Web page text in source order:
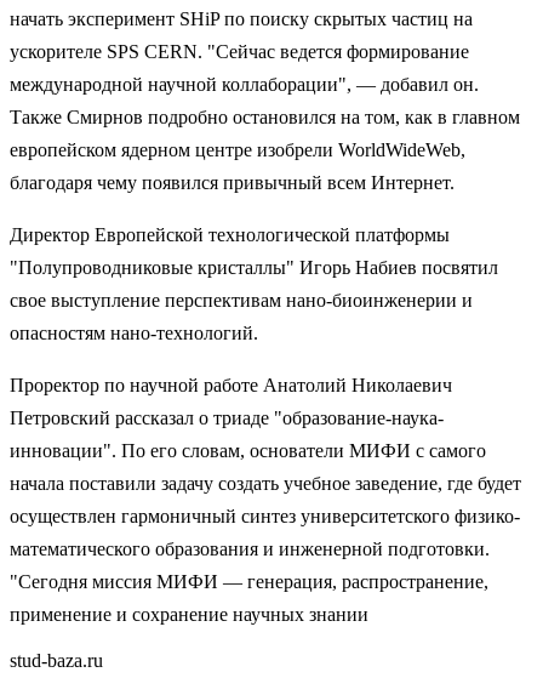
начать эксперимент SHiP по поиску скрытых частиц на
ускорителе SPS CERN. "Сейчас ведется формирование
международной научной коллаборации", — добавил он.
Также Смирнов подробно остановился на том, как в главном
европейском ядерном центре изобрели WorldWideWeb,
благодаря чему появился привычный всем Интернет.
Директор Европейской технологической платформы
"Полупроводниковые кристаллы" Игорь Набиев посвятил
свое выступление перспективам нано-биоинженерии и
опасностям нано-технологий.
Проректор по научной работе Анатолий Николаевич
Петровский рассказал о триаде "образование-наука-
инновации". По его словам, основатели МИФИ с самого
начала поставили задачу создать учебное заведение, где будет
осуществлен гармоничный синтез университетского физико-
математического образования и инженерной подготовки.
"Сегодня миссия МИФИ — генерация, распространение,
применение и сохранение научных знании
stud-baza.ru